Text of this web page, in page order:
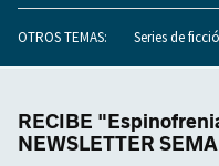
OTROS TEMAS: Series de
RECIBE
NEWSLETTER